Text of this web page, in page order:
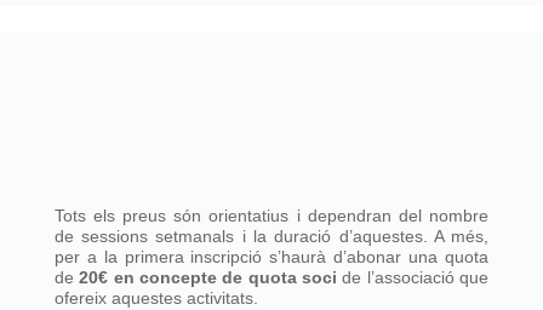
Tots els preus són orientatius i dependran del nombre
de sessions setmanals i la duració d’aquestes. A més,
per a la primera inscripció s’haurà d’abonar una quota
de20€ en concepte de quota soci de l’associació que
ofereix aquestes activitats.